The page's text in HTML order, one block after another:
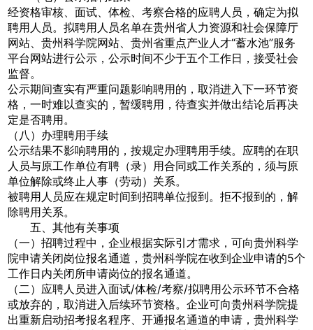
经资格审核、面试、体检、考察合格的应聘人员，确定为拟
聘用人员。拟聘用人员名单在贵州省人力资源和社会保障厅
网站、贵州科学院网站、贵州省重点产业人才“蓄水池”服务
平台网站进行公示，公示时间不少于五个工作日，接受社会
监督。
公示期间查实有严重问题影响聘用的，取消进入下一环节资
格，一时难以查实的，暂缓聘用，待查实并做出结论后再决
定是否聘用。
（八）办理聘用手续
公示结果不影响聘用的，按规定办理聘用手续。应聘的在职
人员与原工作单位有聘（录）用合同或工作关系的，须与原
单位解除或终止人事（劳动）关系。
被聘用人员应在规定时间到招聘单位报到。拒不报到的，解
除聘用关系。
五、其他有关事项
（一）招聘过程中，企业根据实际引才需求，可向贵州科学
院申请关闭岗位报名通道，贵州科学院在收到企业申请的5个
工作日内关闭所申请岗位的报名通道。
（二）应聘人员进入面试/体检/考察/拟聘用公示环节不合格
或放弃的，取消进入后续环节资格。企业可向贵州科学院提
出重新启动招考报名程序、开通报名通道的申请，贵州科学